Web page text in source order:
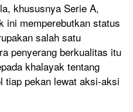
khususnya Serie A,
ini memperebutkan status
salah satu
penyerang berkualitas itu
khalayak tentang
tiap pekan lewat aksi-aksi